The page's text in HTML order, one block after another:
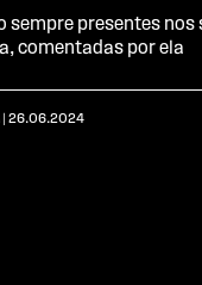
sempre presentes nos
comentadas por ela
| 26.06.2024